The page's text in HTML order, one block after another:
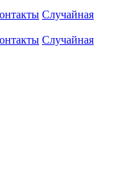
Случайная
Случайная